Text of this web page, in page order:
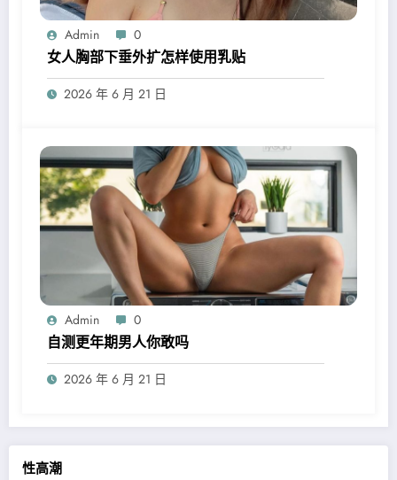
性高潮
Admin 0
女人胸部下垂外扩怎样使用乳贴
2026 年 6 月 21 日
Admin 0
自测更年期男人你敢吗
2026 年 6 月 21 日